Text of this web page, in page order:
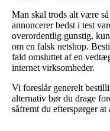
Man skal trods alt være
annoncerer bedst i test
overordentlig gunstig,
om en falsk netshop.
fald omsluttet af en
internet virksomheder.
Vi foreslår generelt
alternativ bør du drage
såfremt du efterspørger